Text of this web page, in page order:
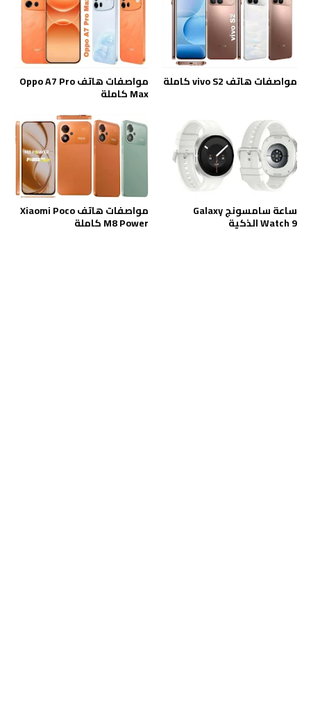
مواصفات هاتف vivo S2 كاملة مواصفات هاتف Oppo A7 Pro
Max كاملة
ساعة سامسونج Galaxy
Watch 9 الذكية
مواصفات هاتف Xiaomi Poco
M8 Power كاملة